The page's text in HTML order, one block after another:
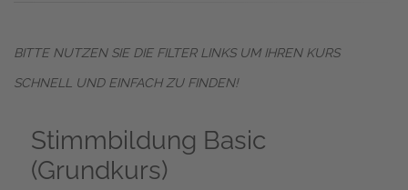
BITTE NUTZEN SIE DIE FILTER LINKS UM IHREN KURS
SCHNELL UND EINFACH ZU FINDEN!
Stimmbildung Basic
(Grundkurs)